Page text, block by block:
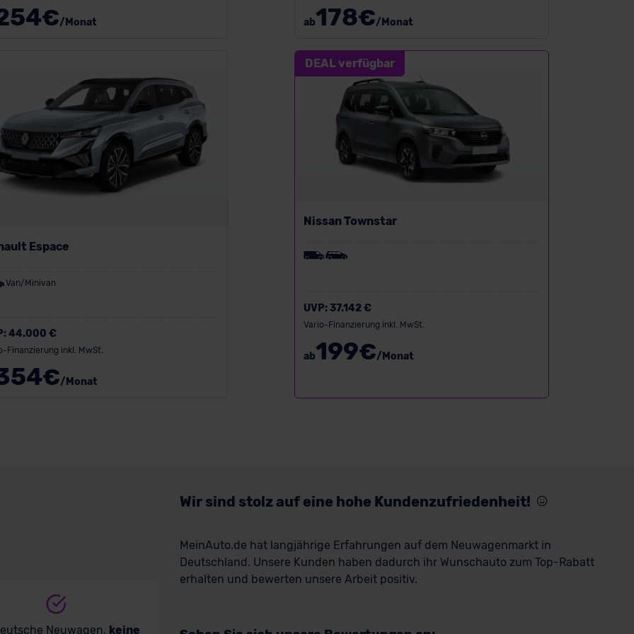
€/Monat ab178€/Monat
Espace
Van/Minivan
44.000 €
Finanzierung inkl. MwSt.
€/Monat
DEAL verfügbar
Nissan Townstar
UVP:37.142 €
Vario-Finanzierung inkl. MwSt.
ab199€/Monat
Neuwagen, keine
Wir sind stolz auf eine hohe Kundenzufriedenheit!
MeinAuto.de hat langjährige Erfahrungen auf dem Neuwagenmarkt in
Deutschland. Unsere Kunden haben dadurch ihr Wunschauto zum Top-Rabatt
erhalten und bewerten unsere Arbeit positiv.